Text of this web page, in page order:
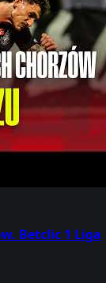
Betclic 1 Liga